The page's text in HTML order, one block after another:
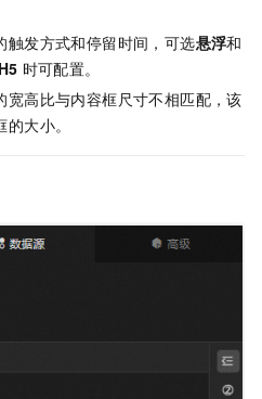
触发方式和停留时间，可选悬浮和
H5 时可配置。
宽高比与内容框尺寸不相匹配，该
大小。